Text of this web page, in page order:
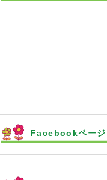
Facebookページ